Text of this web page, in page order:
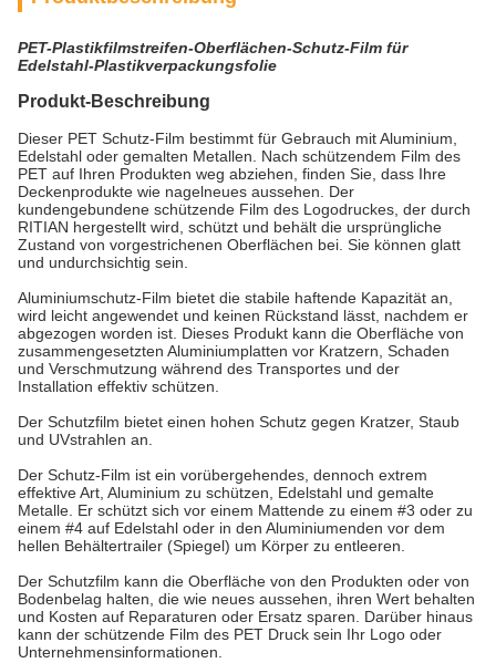
PET-Plastikfilmstreifen-Oberflächen-Schutz-Film für
Edelstahl-Plastikverpackungsfolie
Produkt-Beschreibung
Dieser PET Schutz-Film bestimmt für Gebrauch mit Aluminium,
Edelstahl oder gemalten Metallen. Nach schützendem Film des
PET auf Ihren Produkten weg abziehen, finden Sie, dass Ihre
Deckenprodukte wie nagelneues aussehen. Der
kundengebundene schützende Film des Logodruckes, der durch
RITIAN hergestellt wird, schützt und behält die ursprüngliche
Zustand von vorgestrichenen Oberflächen bei. Sie können glatt
und undurchsichtig sein.
Aluminiumschutz-Film bietet die stabile haftende Kapazität an,
wird leicht angewendet und keinen Rückstand lässt, nachdem er
abgezogen worden ist. Dieses Produkt kann die Oberfläche von
zusammengesetzten Aluminiumplatten vor Kratzern, Schaden
und Verschmutzung während des Transportes und der
Installation effektiv schützen.
Der Schutzfilm bietet einen hohen Schutz gegen Kratzer, Staub
und UVstrahlen an.
Der Schutz-Film ist ein vorübergehendes, dennoch extrem
effektive Art, Aluminium zu schützen, Edelstahl und gemalte
Metalle. Er schützt sich vor einem Mattende zu einem #3 oder zu
einem #4 auf Edelstahl oder in den Aluminiumenden vor dem
hellen Behältertrailer (Spiegel) um Körper zu entleeren.
Der Schutzfilm kann die Oberfläche von den Produkten oder von
Bodenbelag halten, die wie neues aussehen, ihren Wert behalten
und Kosten auf Reparaturen oder Ersatz sparen. Darüber hinaus
kann der schützende Film des PET Druck sein Ihr Logo oder
Unternehmensinformationen.